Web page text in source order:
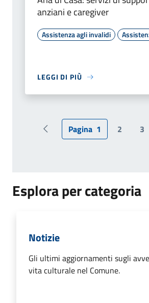
anziani e caregiver
Assistenza agli invalidi
LEGGI DI PIÙ
Pagina precedente
Pagina 1 2 3
Esplora per categoria
Notizie
Gli ultimi aggiornamenti sugli
vita culturale nel Comune.